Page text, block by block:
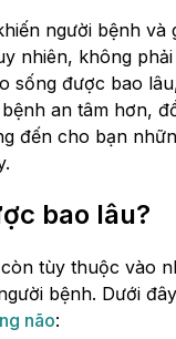
người bệnh
nhiên, không
sống được bao
an tâm hơn,
đến cho bạn
bao lâu?
tùy thuộc vào
bệnh. Dưới
não: